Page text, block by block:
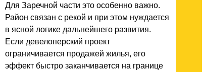
Для Заречной части это особенно важно.
Район связан с рекой и при этом нуждается
в ясной логике дальнейшего развития.
Если девелоперский проект
ограничивается продажей жилья, его
эффект быстро заканчивается на границе